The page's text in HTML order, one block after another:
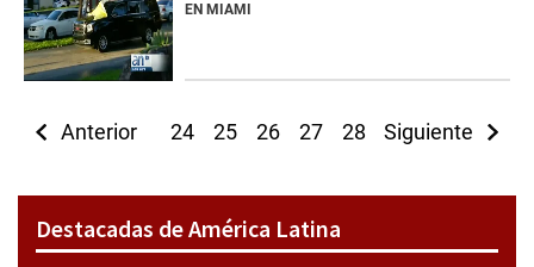
EN MIAMI
Anterior 24 25 26 27 28 29 30 31
Siguiente
Destacadas de América Latina